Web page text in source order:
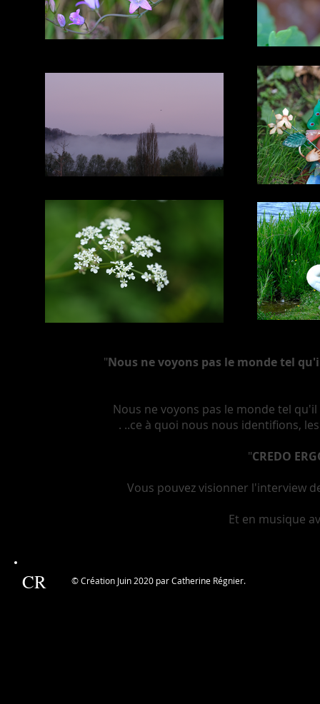
"Nous ne voyons pas le monde tel
Nous ne voyons pas le monde tel
. ..ce à quoi nous nous identifions,
"CREDO
Vous pouvez visionner l'interview
Et en musique
© Création Juin 2020 par Catherine Régnier.
CR